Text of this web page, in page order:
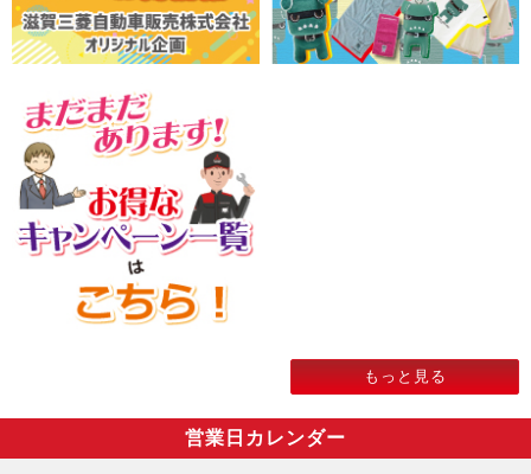
2026/05/07 お知らせ
【京都三菱自動車販売】WHILL S 限定「安心お届けキャン
ペーン」始まりました。
2026/04/16 新車情報
【三菱自動車工業株式会社】『デリカD:5』の2025年度販売
台数が過去最高を記録
2026/04/15 新車情報
【三菱自動車工業株式会社】『アウトランダーPHEV』が
2025年度のPHEVカテゴリー国内販売台数No.1を2年連続で
様車「アルパインリミテッド」価格改定致しました。
もっと見る
営業日カレンダー